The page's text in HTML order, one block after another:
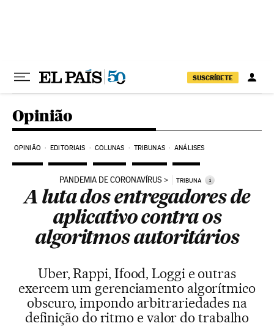
SUSCRÍBETE
Opinião
OPINIÃO EDITORIAIS COLUNAS TRIBUNAS ANÁLISES
PANDEMIA DE CORONAVÍRUS TRIBUNA i
A luta dos entregadores de
aplicativo contra os
algoritmos autoritários
Uber, Rappi, Ifood, Loggi e outras
exercem um gerenciamento algorítmico
obscuro, impondo arbitrariedades na
definição do ritmo e valor do trabalho